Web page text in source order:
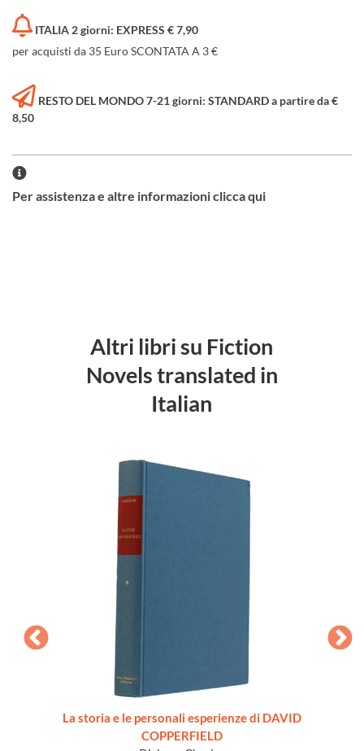
ITALIA 2 giorni: EXPRESS € 7,90
per acquisti da 35 Euro SCONTATA A 3 €
RESTO DEL MONDO 7-21 giorni: STANDARD a partire da €
8,50
Per assistenza e altre informazioni clicca qui
Altri libri su Fiction
Novels translated in
Italian
La storia e le personali esperienze di DAVID
COPPERFIELD